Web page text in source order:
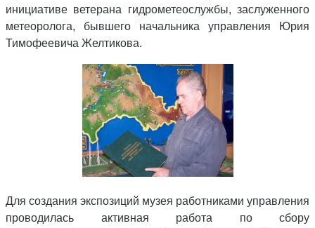
инициативе ветерана гидрометеослужбы, заслуженного
метеоролога, бывшего начальника управления Юрия
Тимофеевича Желтикова.
Для создания экспозиций музея работниками управления
проводилась активная работа по сбору